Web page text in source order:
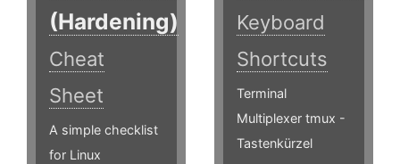
(Hardening)
Cheat
Sheet
A simple checklist
for Linux
Keyboard
Shortcuts
Terminal
Multiplexer tmux -
Tastenkürzel